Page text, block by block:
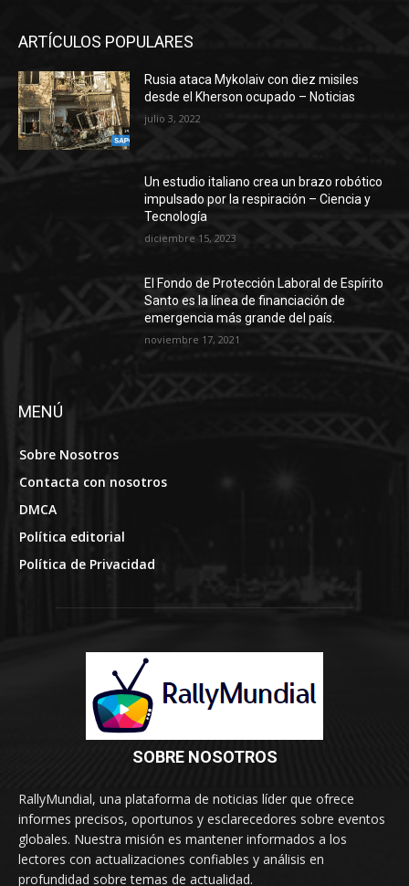
ARTÍCULOS POPULARES
Rusia ataca Mykolaiv con diez misiles
desde el Kherson ocupado – Noticias
julio 3, 2022
Un estudio italiano crea un brazo robótico
impulsado por la respiración – Ciencia y
Tecnología
diciembre 15, 2023
El Fondo de Protección Laboral de Espírito
Santo es la línea de financiación de
emergencia más grande del país.
noviembre 17, 2021
MENÚ
Sobre Nosotros
Contacta con nosotros
DMCA
Política editorial
Política de Privacidad
SOBRE NOSOTROS
RallyMundial, una plataforma de noticias líder que ofrece
informes precisos, oportunos y esclarecedores sobre eventos
globales. Nuestra misión es mantener informados a los
lectores con actualizaciones confiables y análisis en
profundidad sobre temas de actualidad.